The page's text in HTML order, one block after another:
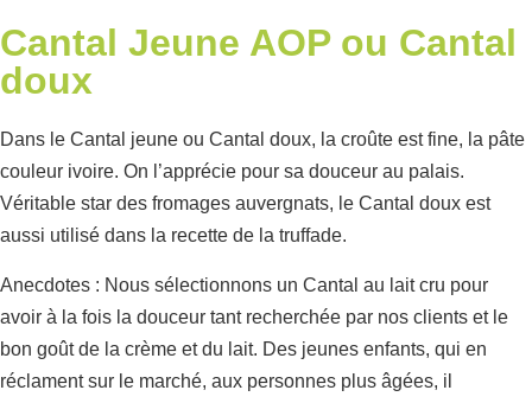
Cantal Jeune AOP ou Cantal
doux
Dans le Cantal jeune ou Cantal doux, la croûte est fine, la pâte
couleur ivoire. On l’apprécie pour sa douceur au palais.
Véritable star des fromages auvergnats, le Cantal doux est
aussi utilisé dans la recette de la truffade.
Anecdotes : Nous sélectionnons un Cantal au lait cru pour
avoir à la fois la douceur tant recherchée par nos clients et le
bon goût de la crème et du lait. Des jeunes enfants, qui en
réclament sur le marché, aux personnes plus âgées, il